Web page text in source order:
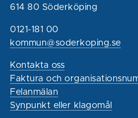
614 80 Söderköping
0121-181 00
kommun@soderkoping.se
Kontakta oss
Faktura och
Felanmälan
Synpunkt eller klagomål